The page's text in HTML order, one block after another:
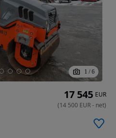
1 / 6
17 545 EUR
(14 500 EUR- net)